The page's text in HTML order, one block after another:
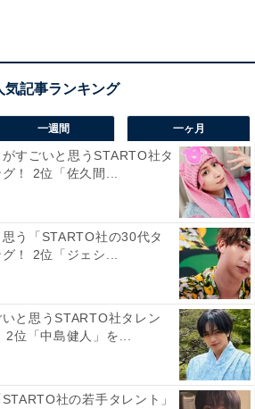
Man）・185cm／72票
一週間 一ヶ月
がすごいと思うSTARTO社タ
！ 2位「佐久間...
う「STARTO社の30代タ
！ 2位「ジェシ...
いと思うSTARTO社タレン
2位「中島健人」を...
社の若手タレント」